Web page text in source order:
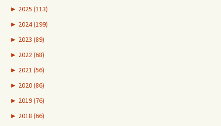
► 2025 (113)
► 2024 (199)
► 2023 (89)
► 2022 (68)
► 2021 (56)
► 2020 (86)
► 2019 (76)
► 2018 (66)